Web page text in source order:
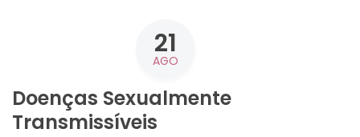
21
AGO
Doenças Sexualmente
Transmissíveis